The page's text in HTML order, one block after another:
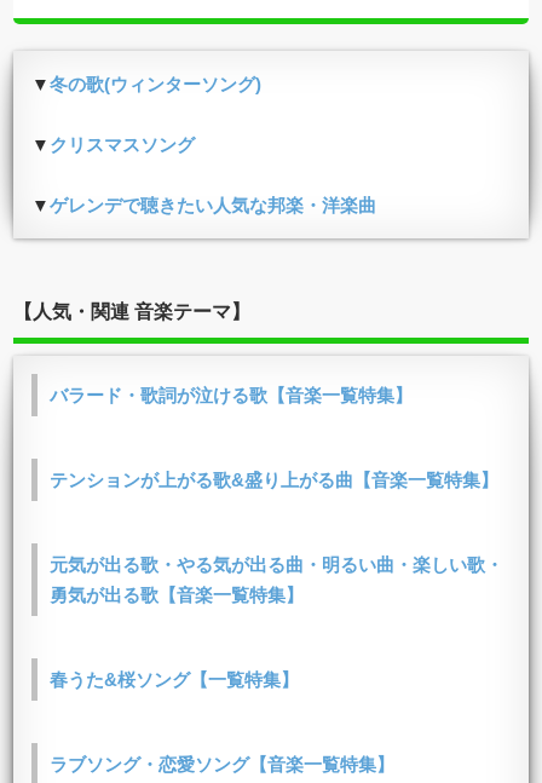
▼冬の歌(ウィンターソング)
▼ クリスマスソング
▼ゲレンデで聴きたい人気な邦楽・洋楽曲
【人気・関連 音楽テーマ】
バラード・歌詞が泣ける歌【音楽一覧特集】
テンションが上がる歌&盛り上がる曲【音楽一覧特集】
元気が出る歌・やる気が出る曲・明るい曲・楽しい歌・
勇気が出る歌【音楽一覧特集】
春うた&桜ソング【一覧特集】
ラブソング・恋愛ソング【音楽一覧特集】